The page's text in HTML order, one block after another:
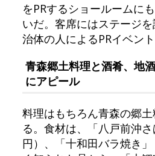
をPRするショールームに
いだ。客席にはステージ
治体の人によるPRイベント
青森郷土料理と酒肴、地
にアピール
料理はもちろん青森の郷
る。食材は、「八戸前沖
円）、「十和田バラ焼き